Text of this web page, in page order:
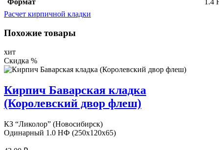
Формат
1.4
Расчет кирпичной кладки
Похожие товары
хит
Скидка %
Кирпич Баварская кладка
(Королевский двор флеш)
КЗ “Ликолор” (Новосибирск)
Одинарный 1.0 НФ (250x120x65)